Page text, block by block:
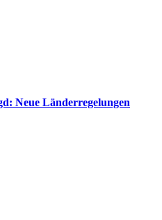
Neue Länderregelungen